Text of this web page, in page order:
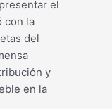
el
con la
del
y
en la